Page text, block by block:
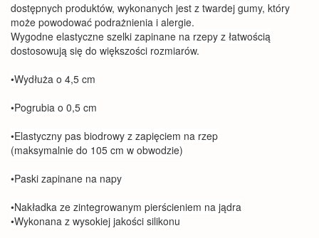
dostępnych produktów, wykonanych jest z twardej gumy, który
może powodować podrażnienia i alergie.
Wygodne elastyczne szelki zapinane na rzepy z łatwością
dostosowują się do większości rozmiarów.
•Wydłuża o 4,5 cm
•Pogrubia o 0,5 cm
•Elastyczny pas biodrowy z zapięciem na rzep
(maksymalnie do 105 cm w obwodzie)
•Paski zapinane na napy
•Nakładka ze zintegrowanym pierścieniem na jądra
•Wykonana z wysokiej jakości silikonu